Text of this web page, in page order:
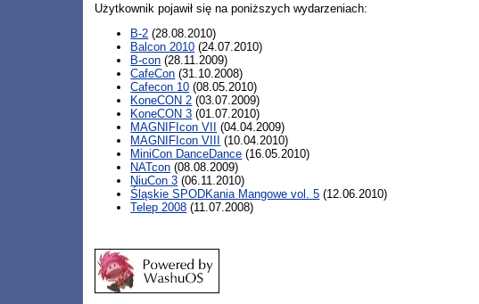
Użytkownik pojawił się na poniższych wydarzeniach:
B-2 (28.08.2010)
Balcon 2010 (24.07.2010)
B-con (28.11.2009)
CafeCon (31.10.2008)
Cafecon 10 (08.05.2010)
KoneCON 2 (03.07.2009)
KoneCON 3 (01.07.2010)
MAGNIFIcon VII
(04.04.2009)
MAGNIFIcon VIII
(10.04.2010)
MiniCon DanceDance (16.05.2010)
NATcon (08.08.2009)
NiuCon 3 (06.11.2010)
Śląskie SPODKania Mangowe vol. 5 (12.06.2010)
Telep 2008 (11.07.2008)